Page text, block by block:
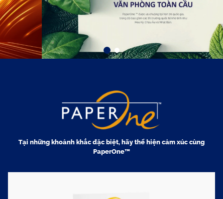
Tại những khoảnh khắc đặc biệt, hãy thể hiện cảm xúc cùng
PaperOne™